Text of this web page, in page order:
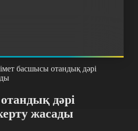
басшысы отандық дәрі
дәрі
жасады